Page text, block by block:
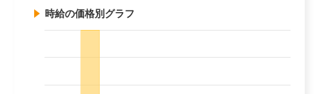
時給の価格別グラフ